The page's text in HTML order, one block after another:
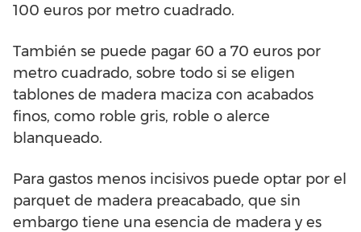
100 euros por metro cuadrado.
También se puede pagar 60 a 70 euros por
metro cuadrado, sobre todo si se eligen
tablones de madera maciza con acabados
finos, como roble gris, roble o alerce
blanqueado.
Para gastos menos incisivos puede optar por el
parquet de madera preacabado, que sin
embargo tiene una esencia de madera y es